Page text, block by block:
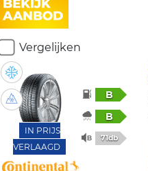
Vergelijken
IN PRIJS
VERLAAGD
B
B
71db